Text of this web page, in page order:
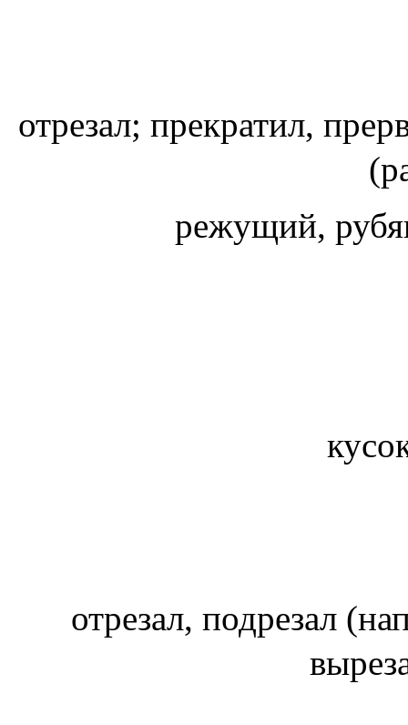
отрезал; прекратил,
режущий,
отрезал, подрезал